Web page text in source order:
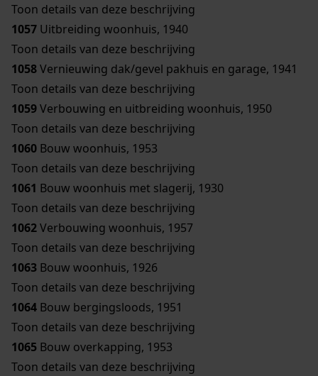
Toon details van deze beschrijving
1057 Uitbreiding woonhuis, 1940
Toon details van deze beschrijving
1058Vernieuwing dak/gevel pakhuis en garage, 1941
Toon details van deze beschrijving
1059Verbouwing en uitbreiding woonhuis, 1950
Toon details van deze beschrijving
1060 Bouw woonhuis, 1953
Toon details van deze beschrijving
1061 Bouw woonhuis met slagerij, 1930
Toon details van deze beschrijving
1062Verbouwing woonhuis, 1957
Toon details van deze beschrijving
1063 Bouw woonhuis, 1926
Toon details van deze beschrijving
1064 Bouw bergingsloods, 1951
Toon details van deze beschrijving
1065 Bouw overkapping, 1953
Toon details van deze beschrijving